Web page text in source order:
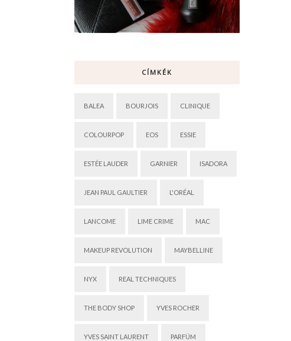
CÍMKÉK
BALEA BOURJOIS CLINIQUE
COLOURPOP EOS ESSIE
ESTÉE LAUDER GARNIER ISADORA
JEAN PAUL GAULTIER L'ORÉAL
LANCOME LIME CRIME MAC
MAKEUP REVOLUTION MAYBELLINE
NYX REAL TECHNIQUES
THE BODY SHOP YVES ROCHER
YVES SAINT LAURENT PARFÜM